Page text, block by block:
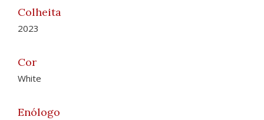
Colheita
2023
Cor
White
Enólogo